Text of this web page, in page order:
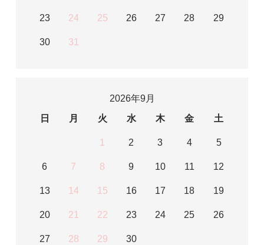
23 24 25 26 27 28 29
30 31
2026年9月
日
月 火 水 木 金 土
1 2 3 4 5
6 7 8 9 10 11 12
13 14 15 16 17 18 19
20 21 22 23 24 25 26
27 28 29 30